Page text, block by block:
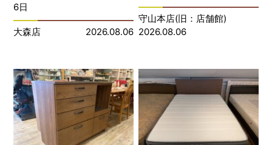
6日
大森店 2026.08.06
守山本店(旧：店舗館)
2026.08.06